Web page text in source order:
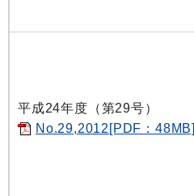
平成24年度（第29号）
No.29,2012[PDF：48MB]